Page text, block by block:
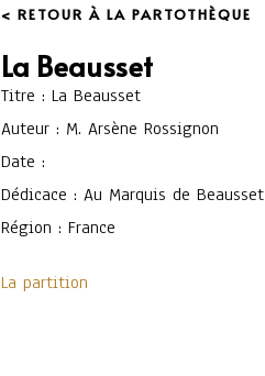
< RETOUR À LA PARTOTHÈQUE
La Beausset
Titre : La Beausset
Auteur : M. Arsène Rossignon
Date :
Dédicace : Au Marquis de Beausset
Région : France
La partition